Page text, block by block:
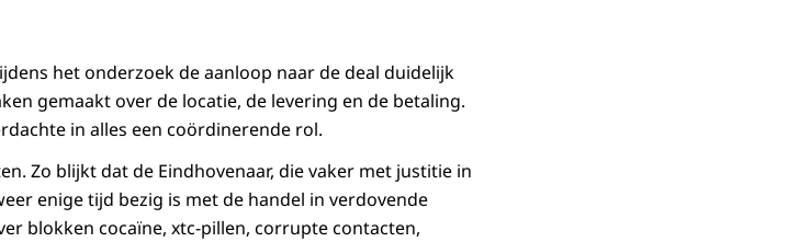
het onderzoek de aanloop naar de deal duidelijk
gemaakt over de locatie, de levering en de betaling.
in alles een coördinerende rol.
Zo blijkt dat de Eindhovenaar, die vaker met justitie in
enige tijd bezig is met de handel in verdovende
blokken cocaïne, xtc-pillen, corrupte contacten,